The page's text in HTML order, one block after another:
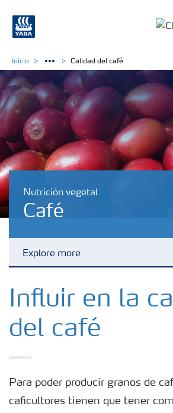
Nutrición vegetal
Café
Explore more
Fertilizantes con baja Huella de
Fertilizantes
Almacenaje y manejo de
Inicio Calidad del café
Influir en la
del café
Para poder producir granos de
caficultores tienen que tener